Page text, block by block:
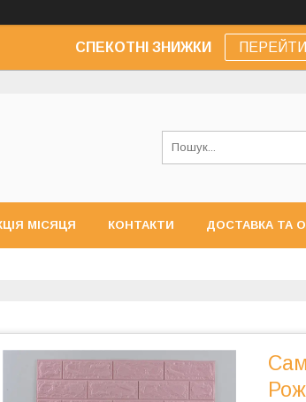
СПЕКОТНІ ЗНИЖКИ ПЕРЕЙТИ
МІСЯЦЯ КОНТАКТИ ДОСТАВКА ТА